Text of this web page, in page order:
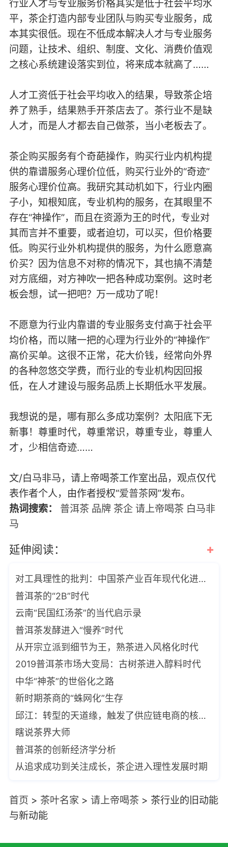
行业人才与专业服务价格其实是低于社会平均水
平，茶企打造内部专业团队与购买专业服务，成
本其实很低。现在不低成本解决人才与专业服务
问题，让技术、组织、制度、文化、消费价值观
之核心系统建设落实到位，将来成本就高了……
人才工资低于社会平均收入的结果，导致茶企培
养了熟手，结果熟手开茶店去了。茶行业不是缺
人才，而是人才都去自己做茶，当小老板去了。
茶企购买服务有个奇葩操作，购买行业内机构提
供的靠谱服务心理价位低，购买行业外的“奇迹”
服务心理价位高。我研究其动机如下，行业内圈
子小，知根知底，专业机构的服务，在其眼里不
存在“神操作”，而且在资源为王的时代，专业对
其而言并不重要，或者迫切，可以买，但价格要
低。购买行业外机构提供的服务，为什么愿意高
价买？因为信息不对称的情况下，其也搞不清楚
对方底细，对方神吹一把各种成功案例。这时老
板会想，试一把吧？万一成功了呢！
不愿意为行业内靠谱的专业服务支付高于社会平
均价格，而以赌一把的心理为行业外的“神操作”
高价买单。这很不正常，花大价钱，经常向外界
的各种忽悠交学费，而行业的专业机构因回报
低，在人才建设与服务品质上长期低水平发展。
我想说的是，哪有那么多成功案例？太阳底下无
新事！尊重时代，尊重常识，尊重专业，尊重人
才，少相信奇迹……
文/白马非马，请上帝喝茶工作室出品，观点仅代
表作者个人，由作者授权“爱普茶网”发布。
热词搜索：
普洱茶 品牌 茶企 请上帝喝茶 白马非
马
延伸阅读： +
对工具理性的批判：中国茶产业百年现代化进程初探
普洱茶的“2B”时代
云南“民国红汤茶”的当代启示录
普洱茶发酵进入“慢养”时代
从开宗立派到细节为王，熟茶进入风格化时代
2019普洱茶市场大变局：古树茶进入醇料时代
中华“神茶”的世俗化之路
新时期茶商的“蛛网化”生存
邱江：转型的天道缘，触发了供应链电商的核心密码
瞎说茶界大师
普洱茶的创新经济学分析
从追求成功到关注成长，茶企进入理性发展时期
首页 > 茶叶名家> 请上帝喝茶> 茶行业的旧动能
与新动能